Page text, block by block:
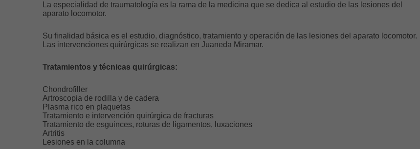
La especialidad de traumatología es la rama de la medicina que se dedica al estudio de las lesiones del
aparato locomotor.
Su finalidad básica es el estudio, diagnóstico, tratamiento y operación de las lesiones del aparato locomotor.
Las intervenciones quirúrgicas se realizan en Juaneda Miramar.
Tratamientos y técnicas quirúrgicas:
Chondrofiller
Artroscopia de rodilla y de cadera
Plasma rico en plaquetas
Tratamiento e intervención quirúrgica de fracturas
Tratamiento de esguinces, roturas de ligamentos, luxaciones
Artritis
Lesiones en la columna